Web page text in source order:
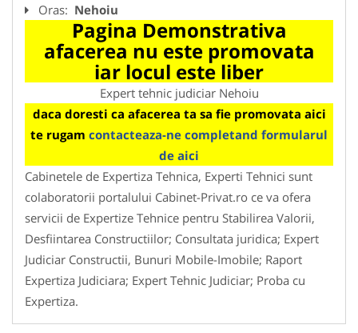
Oras: Nehoiu
Pagina Demonstrativa
afacerea nu este promovata
iar locul este liber
Expert tehnic judiciar Nehoiu
daca doresti ca afacerea ta sa fie promovata aici
te rugam contacteaza-ne completand formularul
de aici
Cabinetele de Expertiza Tehnica, Experti Tehnici sunt
colaboratorii portalului Cabinet-Privat.ro ce va ofera
servicii de Expertize Tehnice pentru Stabilirea Valorii,
Desfiintarea Constructiilor; Consultata juridica; Expert
Judiciar Constructii, Bunuri Mobile-Imobile; Raport
Expertiza Judiciara; Expert Tehnic Judiciar; Proba cu
Expertiza.